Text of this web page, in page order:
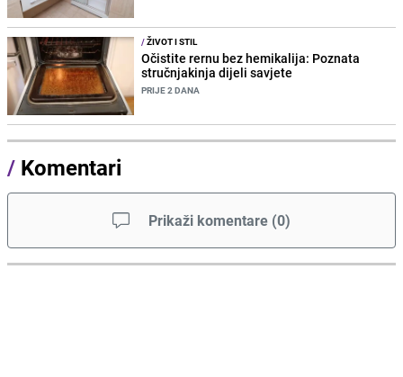
/ŽIVOT I STIL
Očistite rernu bez hemikalija: Poznata
stručnjakinja dijeli savjete
PRIJE 2 DANA
/ Komentari
Prikaži komentare (0)